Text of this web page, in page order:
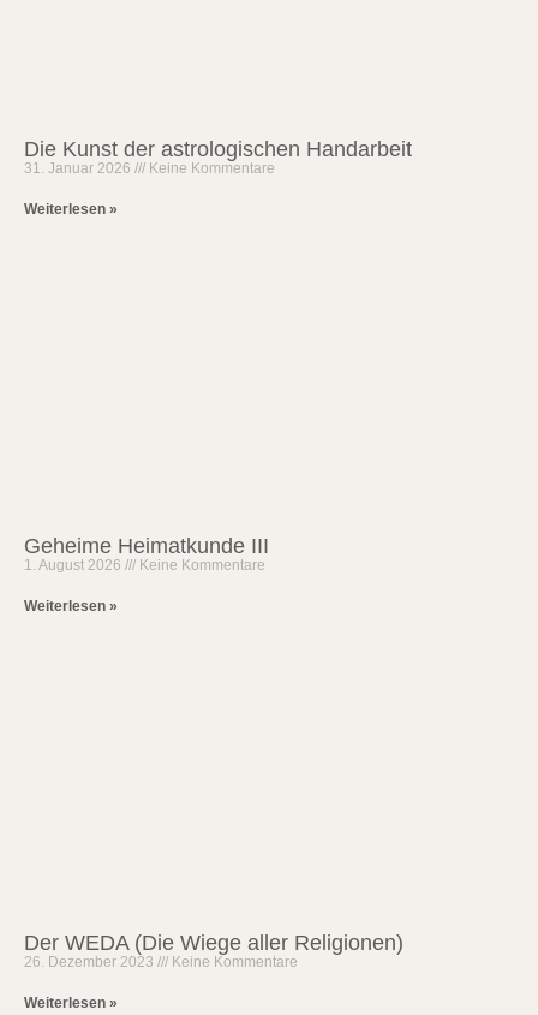
Die Kunst der astrologischen Handarbeit
31. Januar 2026 Keine Kommentare
Weiterlesen »
Geheime Heimatkunde III
1. August 2026 Keine Kommentare
Weiterlesen »
Der WEDA (Die Wiege aller Religionen)
26. Dezember 2023 Keine Kommentare
Weiterlesen »